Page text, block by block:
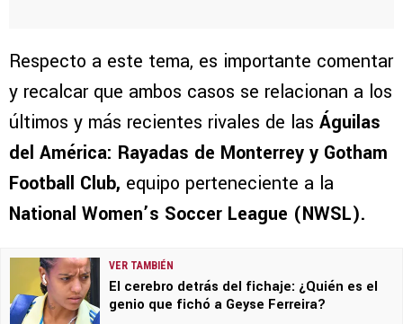
Respecto a este tema, es importante comentar
y recalcar que ambos casos se relacionan a los
últimos y más recientes rivales de las Águilas
del América: Rayadas de Monterrey y Gotham
Football Club, equipo perteneciente a la
National Women’s Soccer League (NWSL).
VER TAMBIÉN
El cerebro detrás del fichaje: ¿Quién es el
genio que fichó a Geyse Ferreira?